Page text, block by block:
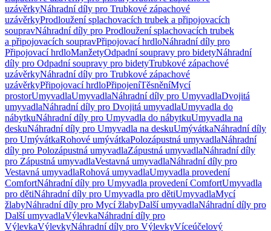
uzávěrkyNáhradní díly pro Trubkové zápachové
uzávěrkyProdloužení splachovacích trubek a připojovacích
soupravNáhradní díly pro Prodloužení splachovacích trubek
a připojovacích soupravPřipojovací hrdloNáhradní díly pro
Připojovací hrdloManžetyOdpadní soupravy pro bidetyNáhradní
díly pro Odpadní soupravy pro bidetyTrubkové zápachové
uzávěrkyNáhradní díly pro Trubkové zápachové
uzávěrkyPřipojovací hrdloPřipojeníTěsněníMycí
prostorUmyvadlaUmyvadlaNáhradní díly pro UmyvadlaDvojitá
umyvadlaNáhradní díly pro Dvojitá umyvadlaUmyvadla do
nábytkuNáhradní díly pro Umyvadla do nábytkuUmyvadla na
deskuNáhradní díly pro Umyvadla na deskuUmývátkaNáhradní díly
pro UmývátkaRohové umývátkaPolozápustná umyvadlaNáhradní
díly pro Polozápustná umyvadlaZápustná umyvadlaNáhradní díly
pro Zápustná umyvadlaVestavná umyvadlaNáhradní díly pro
Vestavná umyvadlaRohová umyvadlaUmyvadla provedení
ComfortNáhradní díly pro Umyvadla provedení ComfortUmyvadla
pro dětiNáhradní díly pro Umyvadla pro dětiUmyvadlaMycí
žlabyNáhradní díly pro Mycí žlabyDalší umyvadlaNáhradní díly pro
Další umyvadlaVýlevkaNáhradní díly pro
VýlevkaVýlevkyNáhradní díly pro VýlevkyVíceúčelový